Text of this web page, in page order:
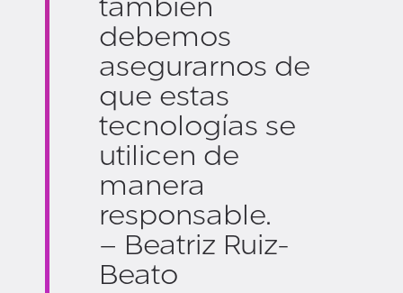
también
debemos
asegurarnos de
que estas
tecnologías se
utilicen de
manera
responsable.
– Beatriz Ruiz-
Beato